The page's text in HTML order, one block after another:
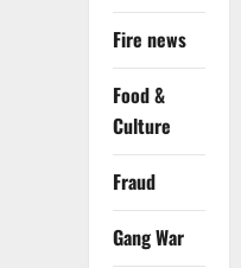
Fire news
Food &
Culture
Fraud
Gang War